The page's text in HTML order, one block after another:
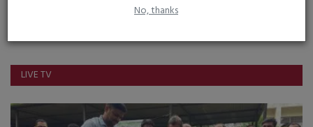
No, thanks
LIVE TV